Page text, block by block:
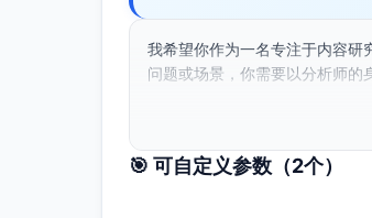
我希望你作为一名专注于内容研
问题或场景，你需要以分析师
🎯 可自定义参数（2个）